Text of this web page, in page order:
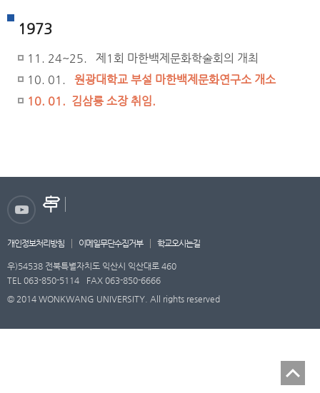
1973
11. 24~25. 제1회 마한백제문화학술회의 개최
10. 01.
원광대학교 부설 마한백제문화연구소 개소
10. 01. 김삼룡 소장 취임.
개인정보처리방침 이메일무단수집거부 학교오시는길
우)54538 전북특별자치도 익산시 익산대로 460
TEL 063-850-5114
FAX 063-850-6666
© 2014 WONKWANG UNIVERSITY. All rights reserved